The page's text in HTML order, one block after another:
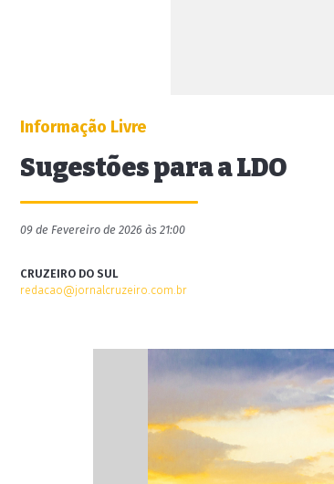
Informação Livre
Sugestões para a LDO
09 de Fevereiro de 2026 às 21:00
CRUZEIRO DO SUL
redacao@jornalcruzeiro.com.br